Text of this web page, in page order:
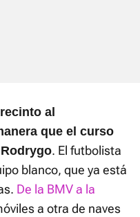
al
que el curso
. El futbolista
blanco, que ya está
De la BMV a la
a otra de naves